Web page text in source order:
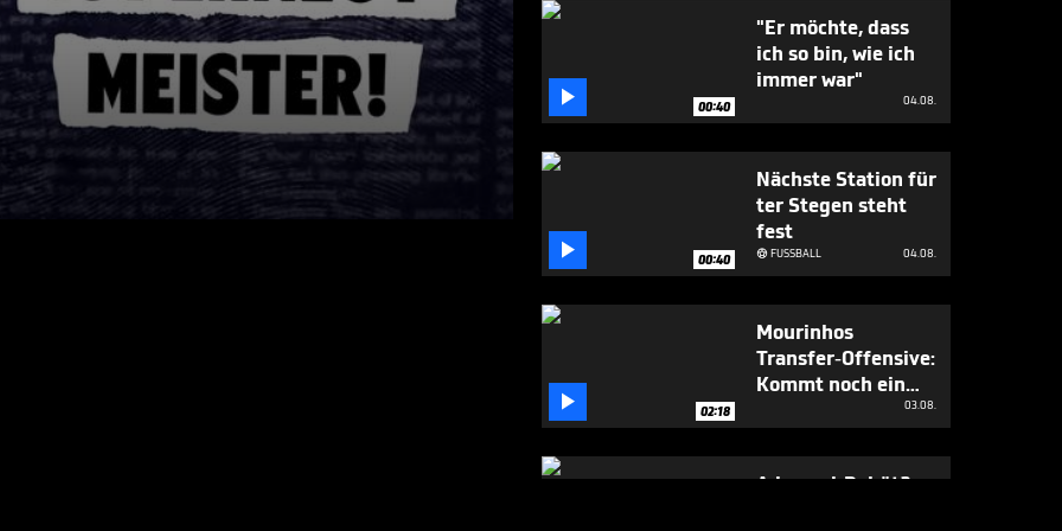
10.05.26
 00:40
"Er möchte, dass
ich so bin, wie ich
immer war"
04.08.
 00:40
Nächste Station für
ter Stegen steht
fest
 FUSSBALL 04.08.
 02:18
Mourinhos
Transfer-Offensive:
Kommt noch ein
03.08.
Adeyemi-Debüt?